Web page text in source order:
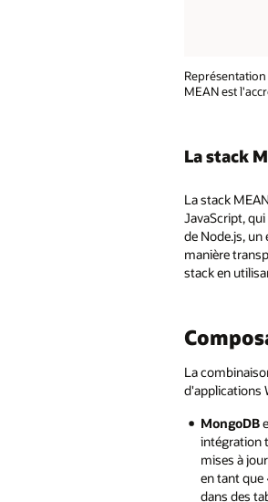
MEAN est
La stack
La stack
JavaScript,
de Node.js,
manière
stack en
La
d'applications
MongoDB
intégration
mises à
en tant que
dans des